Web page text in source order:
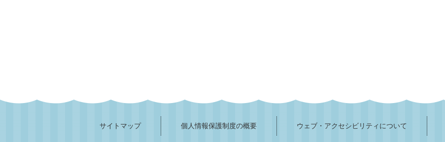
サイトマップ 個人情報保護制度の概要 ウェブ・アクセシビリティについて